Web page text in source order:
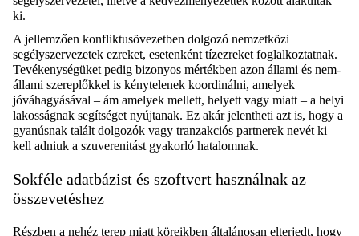
ki.
A jellemzően konfliktusövezetben dolgozó nemzetközi
segélyszervezetek ezreket, esetenként tízezreket foglalkoztatnak.
Tevékenységüket pedig bizonyos mértékben azon állami és nem-
állami szereplőkkel is kénytelenek koordinálni, amelyek
jóváhagyásával – ám amelyek mellett, helyett vagy miatt – a helyi
lakosságnak segítséget nyújtanak. Ez akár jelentheti azt is, hogy a
gyanúsnak talált dolgozók vagy tranzakciós partnerek nevét ki
kell adniuk a szuverenitást gyakorló hatalomnak.
Sokféle adatbázist és szoftvert használnak az
összevetéshez
Részben a nehéz terep miatt köreikben általánosan elterjedt, hogy